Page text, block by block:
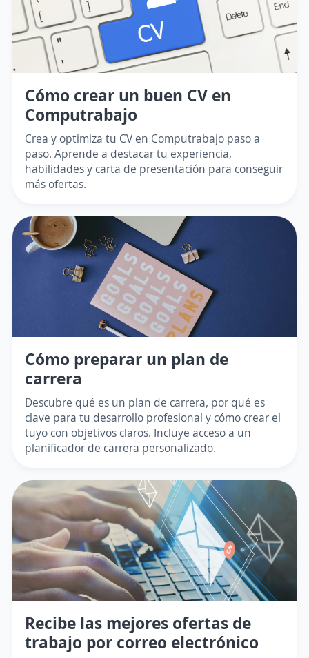
Cómo crear un buen CV en
Computrabajo
Crea y optimiza tu CV en Computrabajo paso a
paso. Aprende a destacar tu experiencia,
habilidades y carta de presentación para conseguir
más ofertas.
Cómo preparar un plan de
carrera
Descubre qué es un plan de carrera, por qué es
clave para tu desarrollo profesional y cómo crear el
tuyo con objetivos claros. Incluye acceso a un
planificador de carrera personalizado.
Recibe las mejores ofertas de
trabajo por correo electrónico